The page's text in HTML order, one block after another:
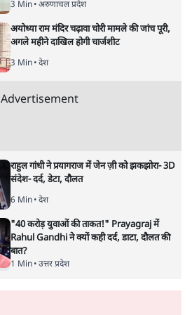
3 Min• अरुणाचल प्रदेश
अयोध्या राम मंदिर चढ़ावा चोरी मामले की जांच पूरी,
अगले महीने दाखिल होगी चार्जशीट
3 Min• देश
Advertisement
राहुल गांधी ने प्रयागराज में जेन ज़ी को झकझोरा- 3D
संदेश- दर्द, डेटा, दौलत
6 Min• देश
"40 करोड़ युवाओं की ताकत!" Prayagraj में
Rahul Gandhi ने क्यों कही दर्द, डाटा, दौलत की
बात?
1 Min• उत्तर प्रदेश